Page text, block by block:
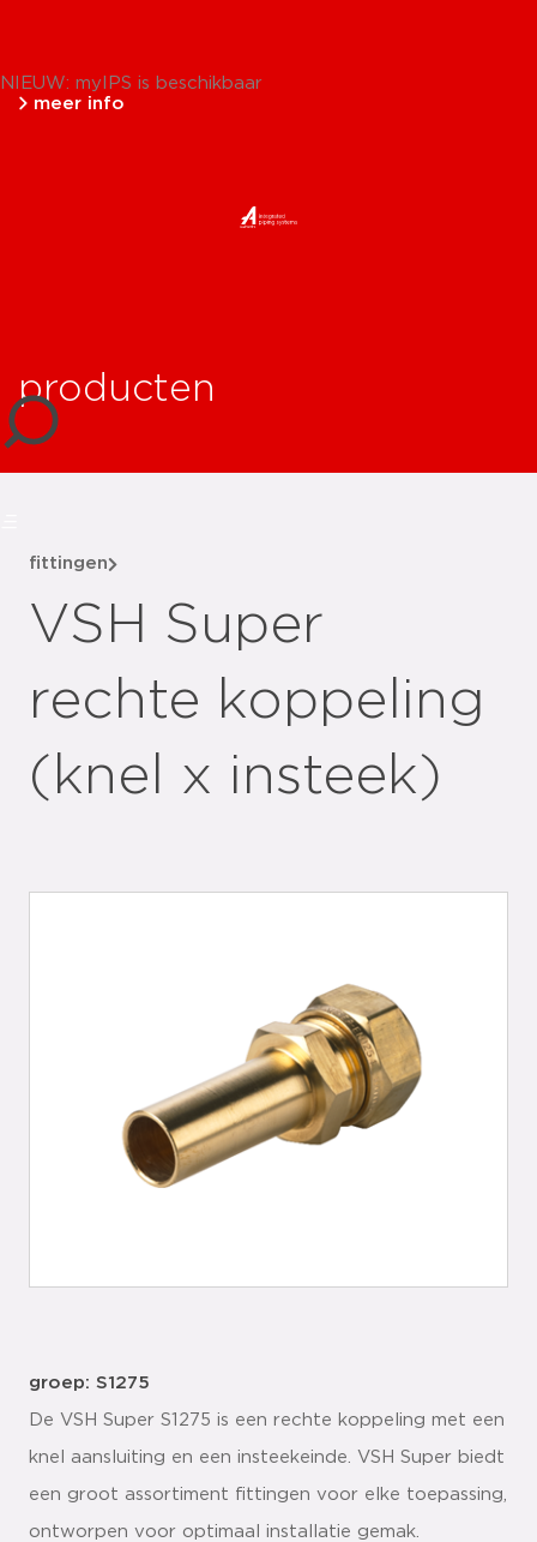
NIEUW: myIPS is beschikbaar
meer info
producten
fittingen
VSH Super
rechte koppeling
(knel x insteek)
groep: S1275
De VSH Super S1275 is een rechte koppeling met een
knel aansluiting en een insteekeinde. VSH Super biedt
een groot assortiment fittingen voor elke toepassing,
ontworpen voor optimaal installatie gemak.